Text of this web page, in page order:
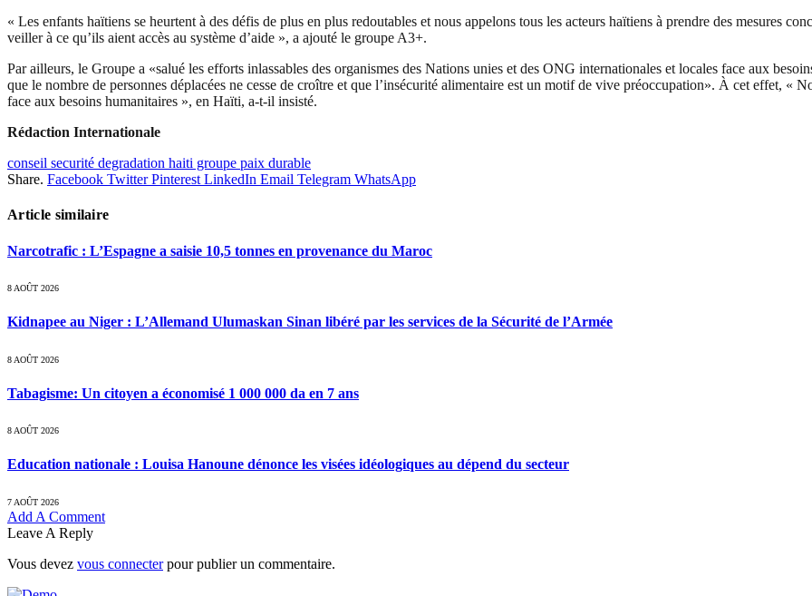
« Les enfants haïtiens se heurtent à des défis de plus en plus redoutables et nous appelons tous les acteurs haïtiens à prendre des mesures
veiller à ce qu’ils aient accès au système d’aide », a ajouté le groupe A3+.
Par ailleurs, le Groupe a «salué les efforts inlassables des organismes des Nations unies et des ONG internationales et locales face aux
que le nombre de personnes déplacées ne cesse de croître et que l’insécurité alimentaire est un motif de vive préoccupation». À cet effet, «
face aux besoins humanitaires », en Haïti, a-t-il insisté.
Rédaction Internationale
conseil securité degradation haiti groupe paix durable
Share. Facebook Twitter Pinterest LinkedIn Email Telegram WhatsApp
Article similaire
Narcotrafic : L’Espagne a saisie 10,5 tonnes en provenance du Maroc
8 AOÛT 2026
Kidnapee au Niger : L’Allemand Ulumaskan Sinan libéré par les services de la Sécurité de l’Armée
8 AOÛT 2026
Tabagisme: Un citoyen a économisé 1 000 000 da en 7 ans
8 AOÛT 2026
Education nationale : Louisa Hanoune dénonce les visées idéologiques au dépend du secteur
7 AOÛT 2026
Add A Comment
Leave A Reply
Vous devez vous connecterpour publier un commentaire.